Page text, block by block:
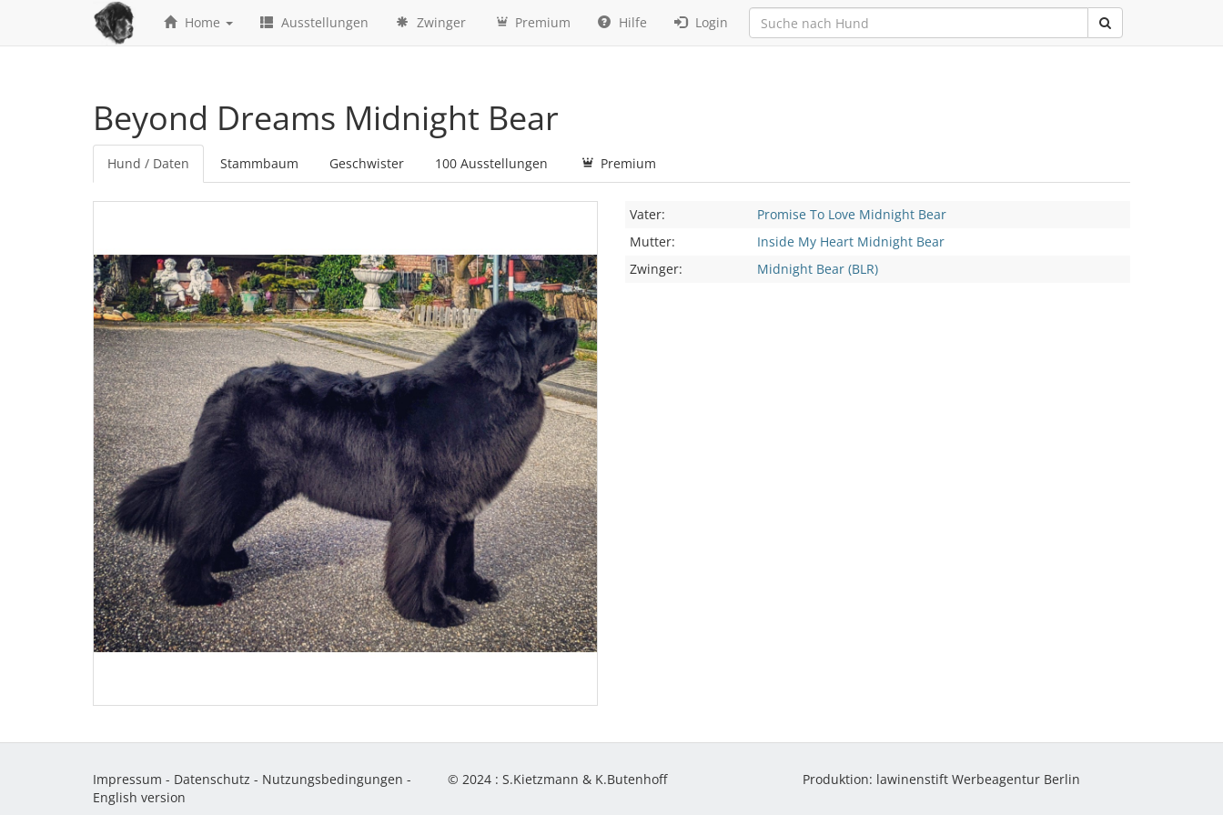
Home Ausstellungen Zwinger Premium Hilfe Login
Beyond Dreams Midnight Bear
Hund / Daten Stammbaum Geschwister 100 Ausstellungen Premium
Vater:
Promise To Love Midnight Bear
Mutter:
Inside My Heart Midnight Bear
Zwinger:
Midnight Bear (BLR)
Impressum - Datenschutz - Nutzungsbedingungen -
English version
© 2024 : S.Kietzmann & K.Butenhoff Produktion: lawinenstift Werbeagentur Berlin